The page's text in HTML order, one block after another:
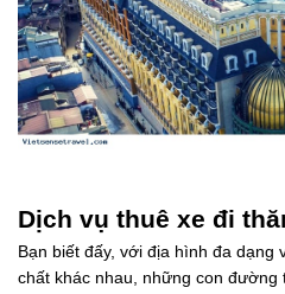
Dịch vụ thuê xe đi
Bạn biết đấy, với địa hình đa dạng
chất khác nhau, những con đường